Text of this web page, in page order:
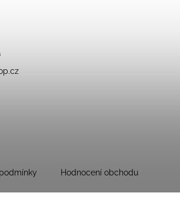
Hodnocení obchodu